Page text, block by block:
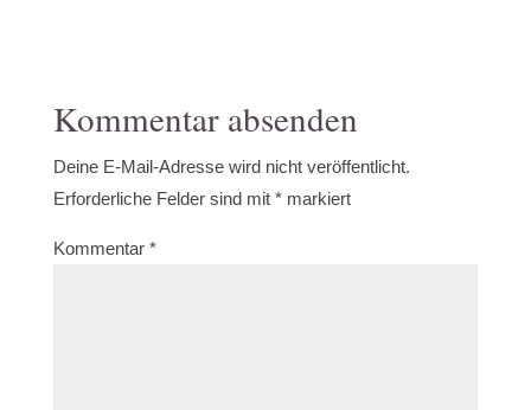
Kommentar absenden
Deine E-Mail-Adresse wird nicht veröffentlicht.
Erforderliche Felder sind mit *markiert
Kommentar *